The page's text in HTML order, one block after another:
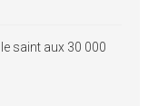
saint aux 30 000